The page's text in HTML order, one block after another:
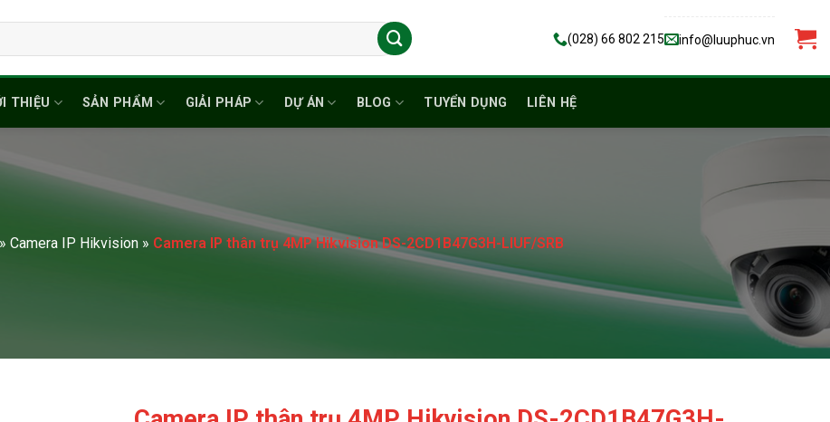
(028) 66 802 215 info@luuphuc.vn
THIỆU SẢN PHẨM GIẢI PHÁP DỰ ÁN BLOG TUYỂN DỤNG LIÊN HỆ
» Camera IP Hikvision » Camera IP thân trụ 4MP Hikvision DS-2CD1B47G3H-LIUF/SRB